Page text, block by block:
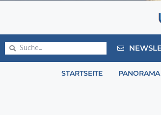
STARTSEITE PANORAMA